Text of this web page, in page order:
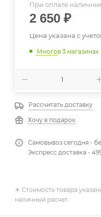
При оплате
2 650 ₽
Цена указана с
Многов 3 магазинах
Рассчитать доставку
Хочу в подарок
Самовывоз сегодня -
Экспресс доставка -
✴️ Стоимость товара
наличный расчет.